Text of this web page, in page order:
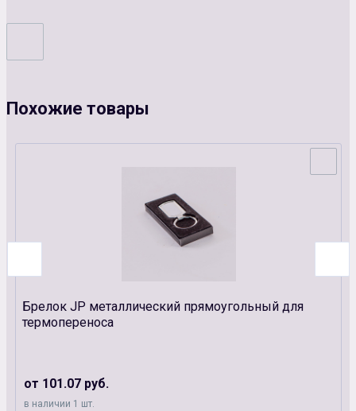
Похожие товары
Брелок JP металлический прямоугольный для
термопереноса
от 101.07 руб.
в наличии 1 шт.